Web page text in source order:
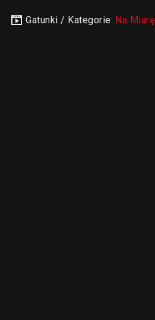
Gatunki / Kategorie: Na Miarę